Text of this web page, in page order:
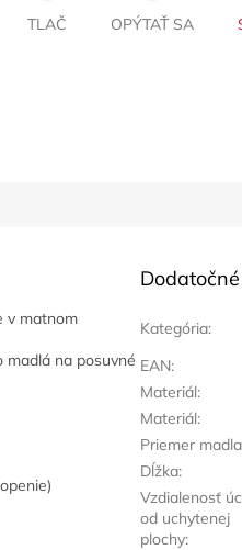
TLAČ OPÝTAŤ SA
v matnom
madlá na posuvné
Kategória:
EAN:
Materiál:
Materiál:
Priemer madla
Dĺžka:
Vzdialenosť
od uchytenej
plochy: